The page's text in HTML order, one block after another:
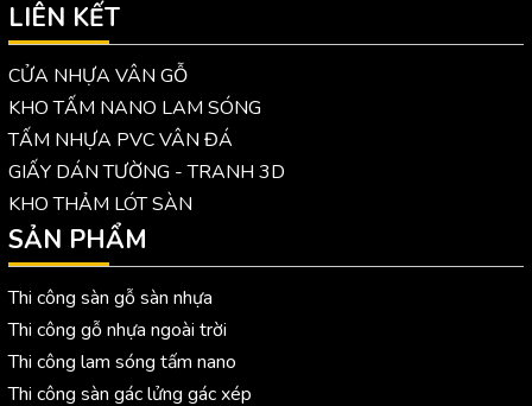
LIÊN KẾT
CỬA NHỰA VÂN GỖ
KHO TẤM NANO LAM SÓNG
TẤM NHỰA PVC VÂN ĐÁ
GIẤY DÁN TƯỜNG - TRANH 3D
KHO THẢM LÓT SÀN
SẢN PHẨM
Thi công sàn gỗ sàn nhựa
Thi công gỗ nhựa ngoài trời
Thi công lam sóng tấm nano
Thi công sàn gác lửng gác xép